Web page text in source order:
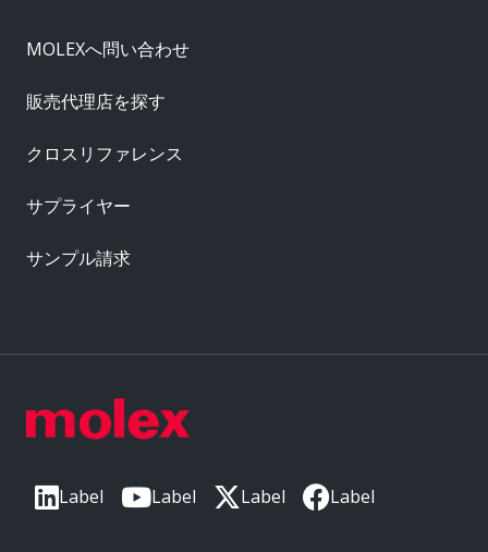
Label Label Label Label
MOLEXへ問い合わせ
販売代理店を探す
クロスリファレンス
サプライヤー
サンプル請求